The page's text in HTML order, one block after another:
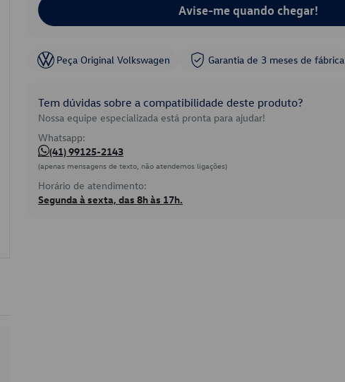
Avise-me quando chegar!
Peça Original Volkswagen Garantia de 3 meses de fábrica
Tem dúvidas sobre a compatibilidade deste produto?
Nossa equipe especializada está pronta para ajudar!
Whatsapp:
(41) 99125-2143
(apenas mensagens de texto, não atendemos ligações)
Horário de atendimento:
Segunda à sexta, das 8h às 17h.